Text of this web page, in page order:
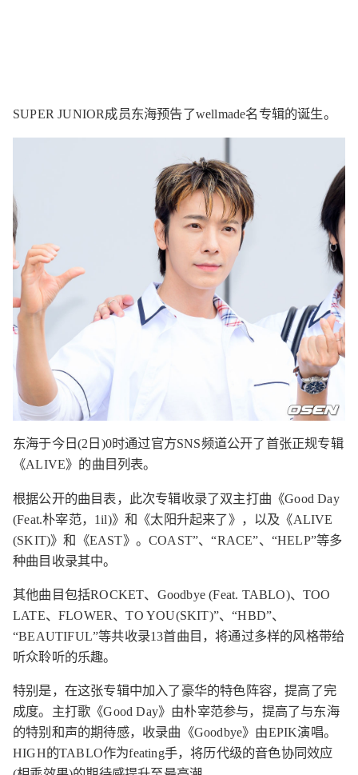
SUPER JUNIOR成员东海预告了wellmade名专辑的诞生。
东海于今日(2日)0时通过官方SNS频道公开了首张正规专辑
《ALIVE》的曲目列表。
根据公开的曲目表，此次专辑收录了双主打曲《Good Day
(Feat.朴宰范，1il)》和《太阳升起来了》，以及《ALIVE
(SKIT)》和《EAST》。COAST”、“RACE”、“HELP”等多
种曲目收录其中。
其他曲目包括ROCKET、Goodbye (Feat. TABLO)、TOO
LATE、FLOWER、TO YOU(SKIT)”、“HBD”、
“BEAUTIFUL”等共收录13首曲目，将通过多样的风格带给
听众聆听的乐趣。
特别是，在这张专辑中加入了豪华的特色阵容，提高了完
成度。主打歌《Good Day》由朴宰范参与，提高了与东海
的特别和声的期待感，收录曲《Goodbye》由EPIK演唱。
HIGH的TABLO作为feating手，将历代级的音色协同效应